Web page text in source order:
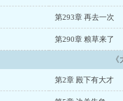
第293章 再去一次
第290章 粮草来了
第2章 殿下有大才